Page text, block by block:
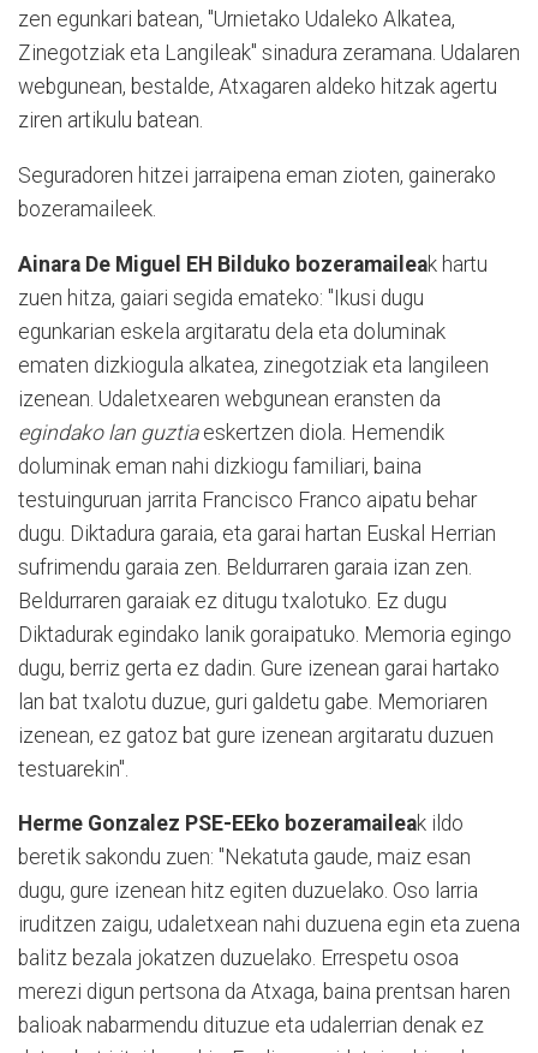
zen egunkari batean, "Urnietako Udaleko Alkatea,
Zinegotziak eta Langileak" sinadura zeramana. Udalaren
webgunean, bestalde, Atxagaren aldeko hitzak agertu
ziren artikulu batean.
Seguradoren hitzei jarraipena eman zioten, gainerako
bozeramaileek.
Ainara De Miguel EH Bilduko bozeramaileak hartu
zuen hitza, gaiari segida emateko: "Ikusi dugu
egunkarian eskela argitaratu dela eta doluminak
ematen dizkiogula alkatea, zinegotziak eta langileen
izenean. Udaletxearen webgunean eransten da
egindako lan guztiaeskertzen diola. Hemendik
doluminak eman nahi dizkiogu familiari, baina
testuinguruan jarrita Francisco Franco aipatu behar
dugu. Diktadura garaia, eta garai hartan Euskal Herrian
sufrimendu garaia zen. Beldurraren garaia izan zen.
Beldurraren garaiak ez ditugu txalotuko. Ez dugu
Diktadurak egindako lanik goraipatuko. Memoria egingo
dugu, berriz gerta ez dadin. Gure izenean garai hartako
lan bat txalotu duzue, guri galdetu gabe. Memoriaren
izenean, ez gatoz bat gure izenean argitaratu duzuen
testuarekin".
Herme Gonzalez PSE-EEko bozeramaileak ildo
beretik sakondu zuen: "Nekatuta gaude, maiz esan
dugu, gure izenean hitz egiten duzuelako. Oso larria
iruditzen zaigu, udaletxean nahi duzuena egin eta zuena
balitz bezala jokatzen duzuelako. Errespetu osoa
merezi digun pertsona da Atxaga, baina prentsan haren
balioak nabarmendu dituzue eta udalerrian denak ez